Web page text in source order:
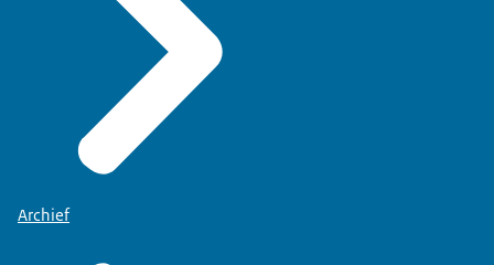
Archief